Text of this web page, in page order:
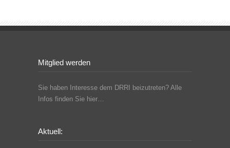
Mitglied werden
Sie haben Interesse dem DRRI beizutreten? Alle
Infos finden Sie hier…
Aktuell: